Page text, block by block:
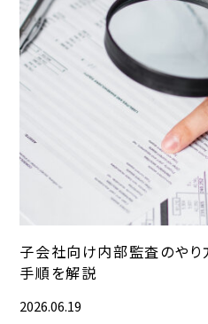
子会社向け内部監査のやり
手順を解説
2026.06.19